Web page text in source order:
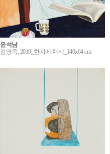
윤석남
김영옥, 2019_한지에 채색_140x64 cm